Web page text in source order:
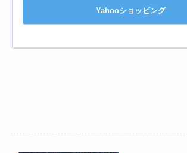
Yahooショッピング